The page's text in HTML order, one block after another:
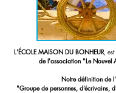
L'ÉCOLE MAISON DU BONHEUR, est
de l'association "Le Nouvel
Notre définition de
"Groupe de personnes, d’écrivains,